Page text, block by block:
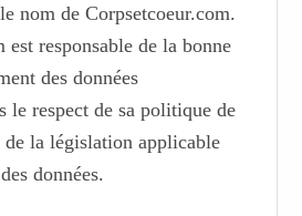
nom de Corpsetcoeur.com.
est responsable de la bonne
des données
le respect de sa politique de
la législation applicable
données.